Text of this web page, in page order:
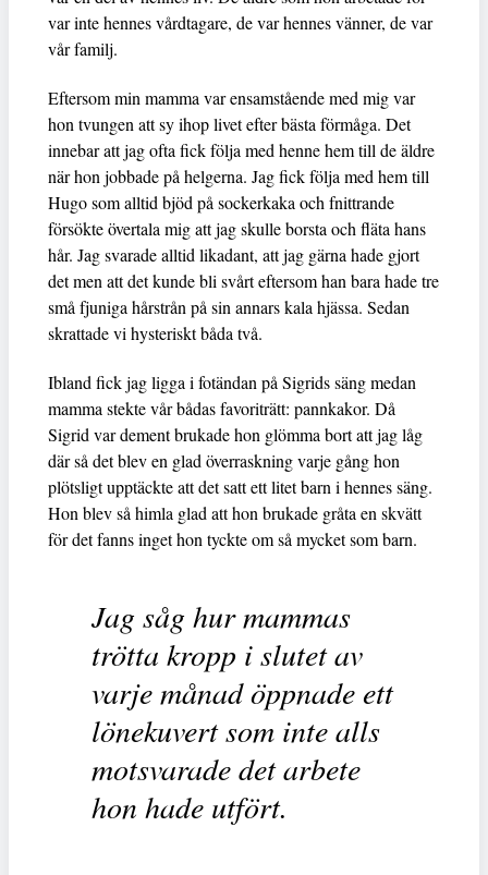
var inte hennes vårdtagare, de var hennes vänner, de var
vår familj.
Eftersom min mamma var ensamstående med mig var
hon tvungen att sy ihop livet efter bästa förmåga. Det
innebar att jag ofta fick följa med henne hem till de äldre
när hon jobbade på helgerna. Jag fick följa med hem till
Hugo som alltid bjöd på sockerkaka och fnittrande
försökte övertala mig att jag skulle borsta och fläta hans
hår. Jag svarade alltid likadant, att jag gärna hade gjort
det men att det kunde bli svårt eftersom han bara hade tre
små fjuniga hårstrån på sin annars kala hjässa. Sedan
skrattade vi hysteriskt båda två.
Ibland fick jag ligga i fotändan på Sigrids säng medan
mamma stekte vår bådas favoriträtt: pannkakor. Då
Sigrid var dement brukade hon glömma bort att jag låg
där så det blev en glad överraskning varje gång hon
plötsligt upptäckte att det satt ett litet barn i hennes säng.
Hon blev så himla glad att hon brukade gråta en skvätt
för det fanns inget hon tyckte om så mycket som barn.
Jag såg hur mammas
trötta kropp i slutet av
varje månad öppnade ett
lönekuvert som inte alls
motsvarade det arbete
hon hade utfört.